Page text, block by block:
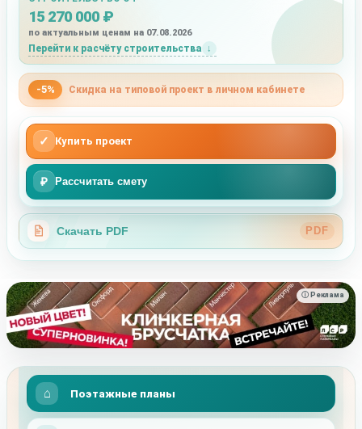
15 270 000 ₽
по актуальным ценам на 07.08.2026
Перейти к расчёту строительства
-5% Скидка на типовой проект в личном кабинете
✓ Купить проект
₽ Рассчитать смету
Скачать PDF PDF
ⓘ Реклама
Поэтажные планы